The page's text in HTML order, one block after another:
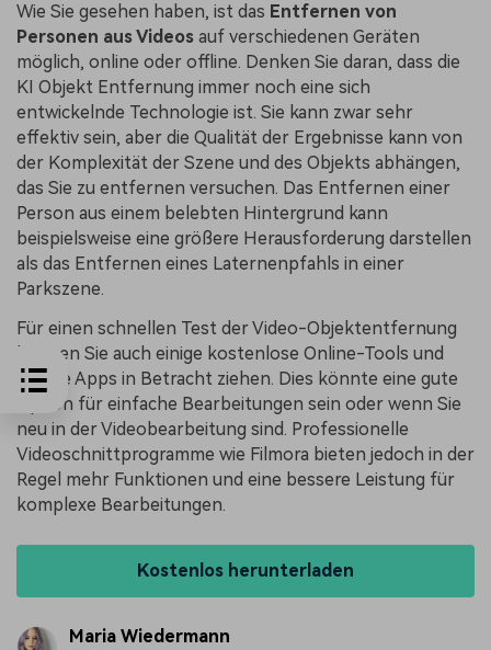
Wie Sie gesehen haben, ist das Entfernen von
Personen aus Videos auf verschiedenen Geräten
möglich, online oder offline. Denken Sie daran, dass die
KI Objekt Entfernung immer noch eine sich
entwickelnde Technologie ist. Sie kann zwar sehr
effektiv sein, aber die Qualität der Ergebnisse kann von
der Komplexität der Szene und des Objekts abhängen,
das Sie zu entfernen versuchen. Das Entfernen einer
Person aus einem belebten Hintergrund kann
beispielsweise eine größere Herausforderung darstellen
als das Entfernen eines Laternenpfahls in einer
Parkszene.
Für einen schnellen Test der Video-Objektentfernung
können Sie auch einige kostenlose Online-Tools und
mobile Apps in Betracht ziehen. Dies könnte eine gute
Option für einfache Bearbeitungen sein oder wenn Sie
neu in der Videobearbeitung sind. Professionelle
Videoschnittprogramme wie Filmora bieten jedoch in der
Regel mehr Funktionen und eine bessere Leistung für
komplexe Bearbeitungen.
Kostenlos herunterladen
Maria Wiedermann